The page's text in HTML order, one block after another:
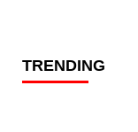
TRENDING